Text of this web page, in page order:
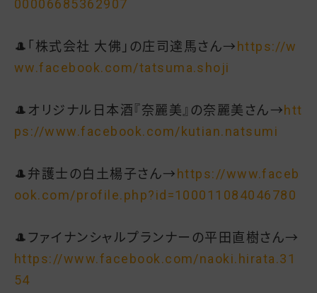
00006685362907
🎩「株式会社 大佛」の庄司達馬さん→https://w
ww.facebook.com/tatsuma.shoji
🎩オリジナル日本酒『奈麗美』の奈麗美さん→htt
ps://www.facebook.com/kutian.natsumi
🎩弁護士の白土楊子さん→https://www.faceb
ook.com/profile.php?id=100011084046780
🎩ファイナンシャルプランナーの平田直樹さん→
https://www.facebook.com/naoki.hirata.31
54